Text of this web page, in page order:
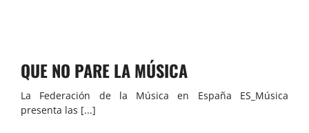
QUE NO PARE LA MÚSICA
La Federación de la Música en España ES_Música
presenta las [...]